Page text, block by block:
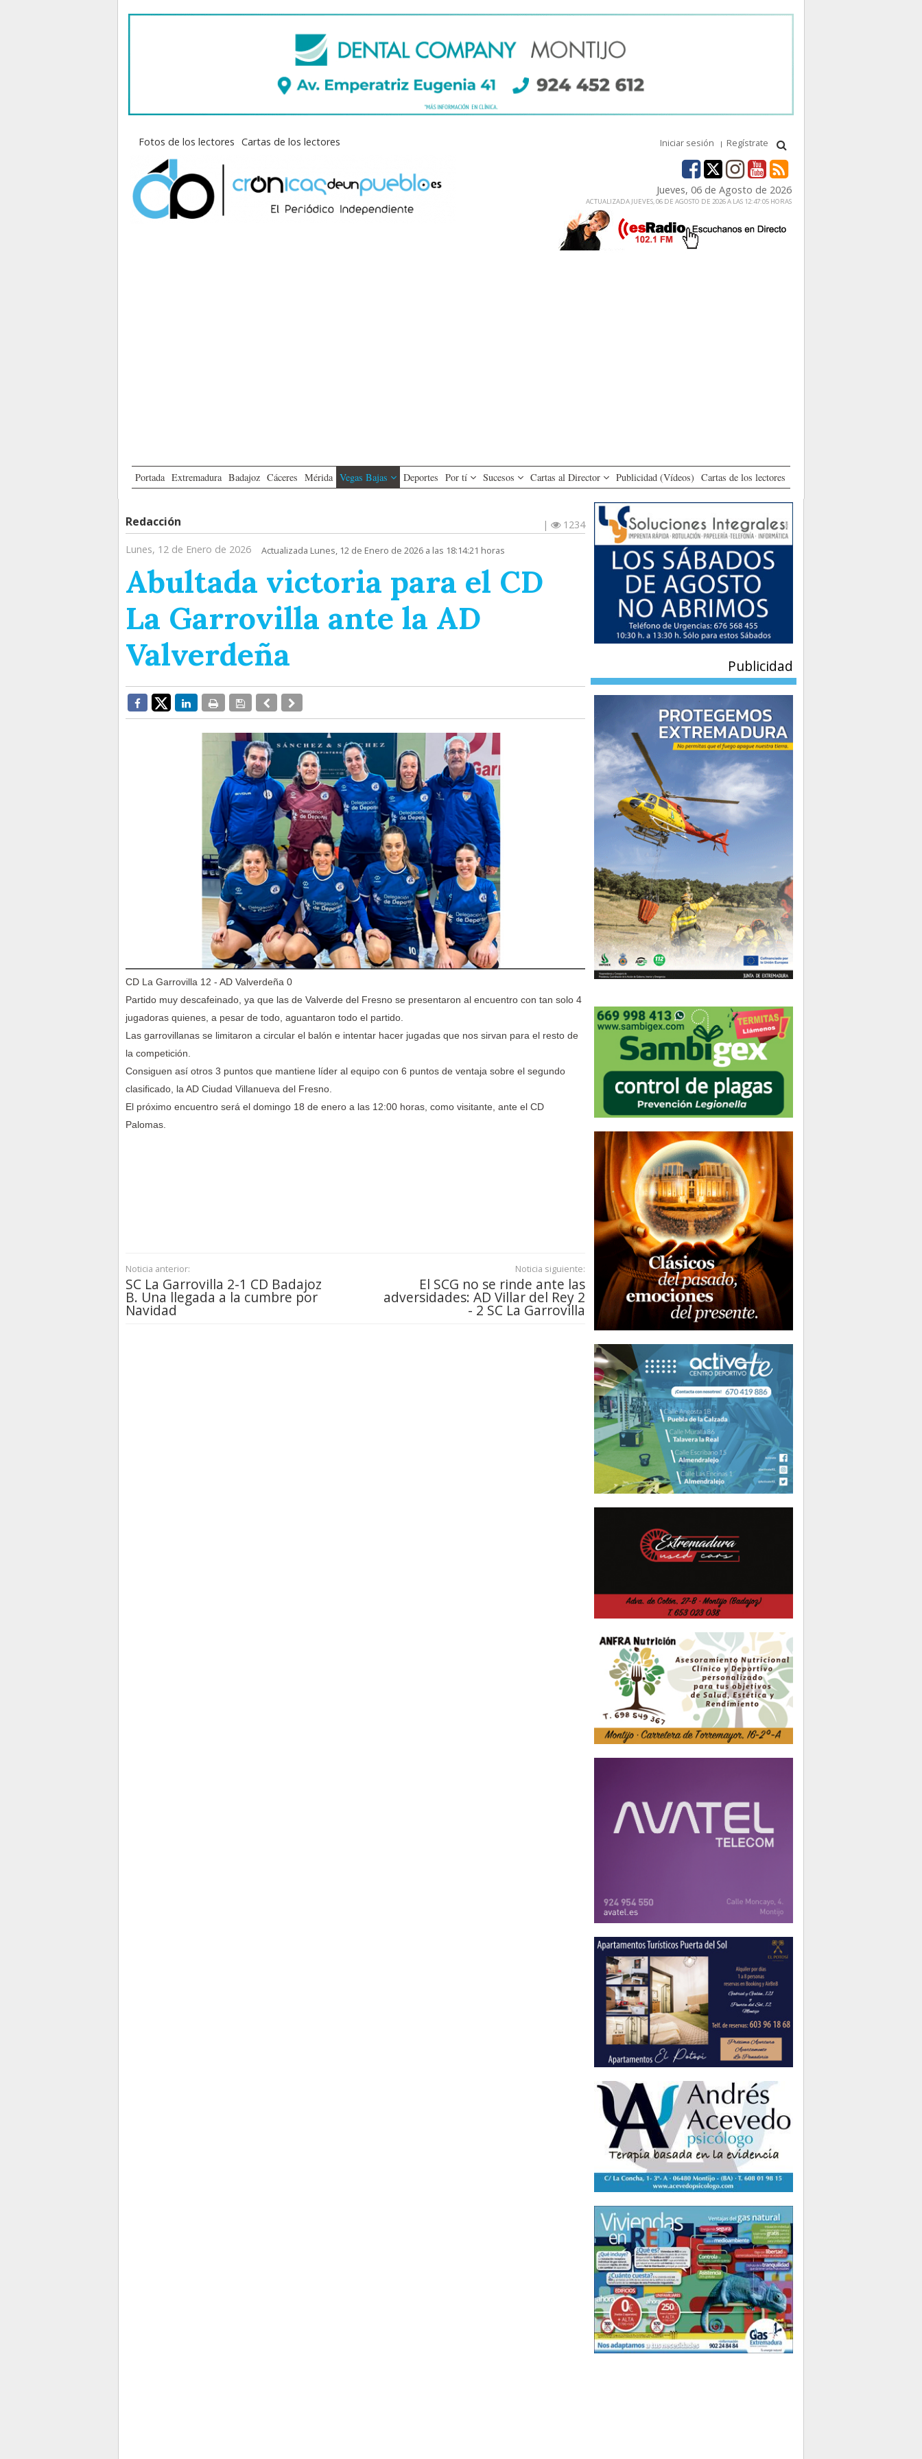
Fotos de los lectores Cartas de los lectores Iniciar sesión Regístrate
Jueves, 06 de Agosto de 2026
ACTUALIZADA JUEVES, 06 DE AGOSTO DE 2026 A LAS 12:47:05 HORAS
Portada Extremadura Badajoz Cáceres Mérida Vegas Bajas Deportes Por tí Sucesos Cartas al Director Publicidad (Vídeos) Cartas de los lectores
Redacción |
1234
Lunes, 12 de Enero de 2026
Actualizada Lunes, 12 de Enero de 2026 a las 18:14:21 horas
Abultada victoria para el CD
La Garrovilla ante la AD
Valverdeña
CD La Garrovilla 12 - AD Valverdeña 0
Partido muy descafeinado, ya que las de Valverde del Fresno se presentaron al encuentro con tan solo 4
jugadoras quienes, a pesar de todo, aguantaron todo el partido.
Las garrovillanas se limitaron a circular el balón e intentar hacer jugadas que nos sirvan para el resto de
la competición.
Consiguen así otros 3 puntos que mantiene líder al equipo con 6 puntos de ventaja sobre el segundo
clasificado, la AD Ciudad Villanueva del Fresno.
El próximo encuentro será el domingo 18 de enero a las 12:00 horas, como visitante, ante el CD
Palomas.
Noticia anterior:
SC La Garrovilla 2-1 CD Badajoz
B. Una llegada a la cumbre por
Navidad
Noticia siguiente:
El SCG no se rinde ante las
adversidades: AD Villar del Rey 2
- 2 SC La Garrovilla
Publicidad